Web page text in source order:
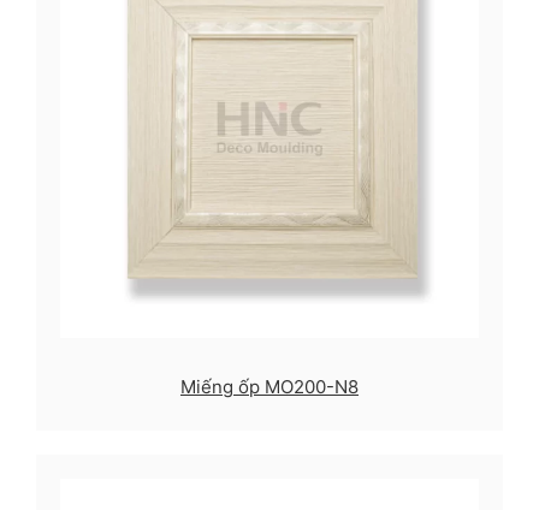
Miếng ốp MO200-N8